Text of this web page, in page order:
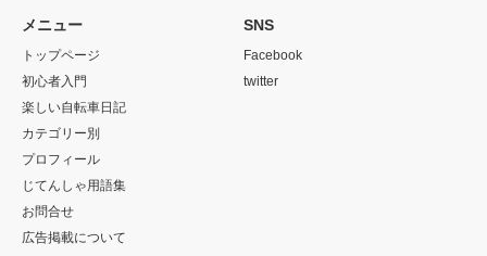
メニュー
トップページ
初心者入門
楽しい自転車日記
カテゴリー別
プロフィール
じてんしゃ用語集
お問合せ
広告掲載について
SNS
Facebook
twitter